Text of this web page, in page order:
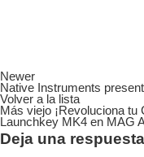
Newer
Native Instruments
Volver a la lista
Más viejo ¡Revoluciona tu
Launchkey MK4 en MAG
Deja una respuesta